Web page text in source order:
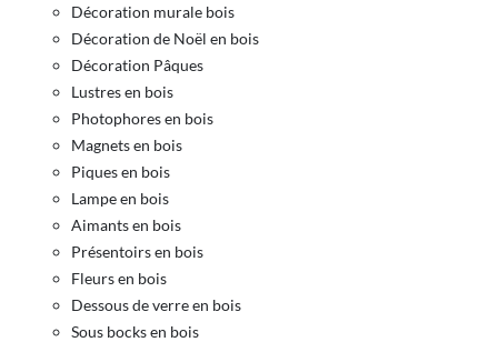
Décoration murale bois
Décoration de Noël en bois
Décoration Pâques
Lustres en bois
Photophores en bois
Magnets en bois
Piques en bois
Lampe en bois
Aimants en bois
Présentoirs en bois
Fleurs en bois
Dessous de verre en bois
Sous bocks en bois